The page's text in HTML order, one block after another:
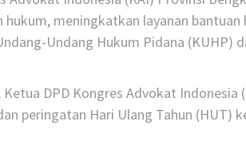
meningkatkan layanan
Undang Hukum Pidana (KUHP)
DPD Kongres Advokat Indonesia
peringatan Hari Ulang Tahun (HUT)